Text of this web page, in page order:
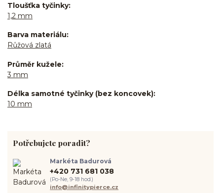
Tloušťka tyčinky
1,2 mm
Barva materiálu
Růžová zlatá
Průměr kužele
3 mm
Délka samotné tyčinky (bez koncovek)
10 mm
Potřebujete poradit?
Markéta Badurová
+420 731 681 038
(Po-Ne, 9-18 hod.)
info@infinitypierce.cz